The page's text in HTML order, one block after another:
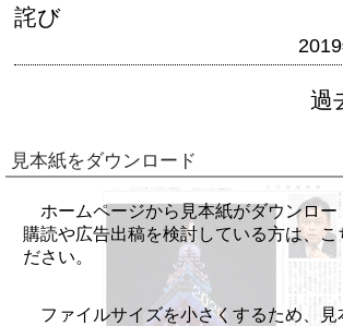
詫び
過
見本紙をダウンロード
ホームページから見本紙がダウンロー
購読や広告出稿を検討している方は、こ
ださい。
ファイルサイズを小さくするため、